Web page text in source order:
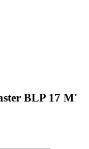
BLP 17 M'